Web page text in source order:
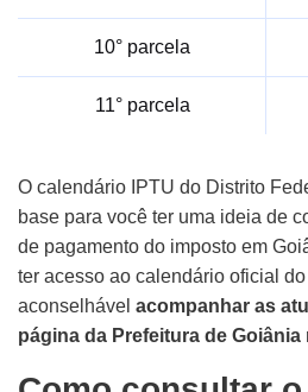
10° parcela
11° parcela
O calendário IPTU do Distrito
base para você ter uma ideia de
de pagamento do imposto em
ter acesso ao calendário oficial
aconselhável acompanhar as
página da Prefeitura de